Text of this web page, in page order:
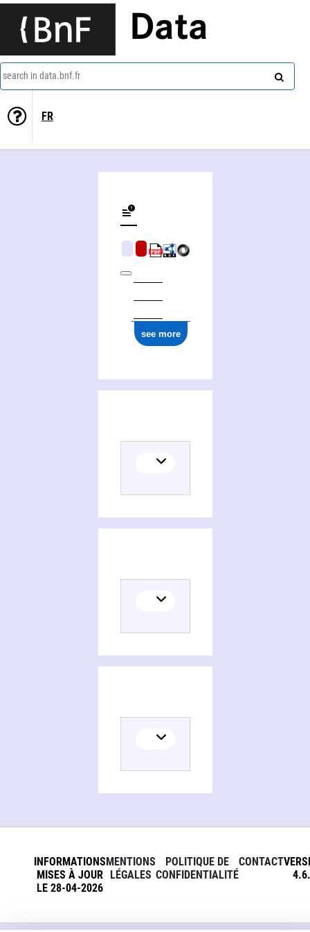
Data
search in data.bnf.fr
FR
see more
INFORMATIONS
MISES À JOUR
LE 28-04-2026
MENTIONS
LÉGALES
POLITIQUE DE
CONFIDENTIALITÉ
CONTACT